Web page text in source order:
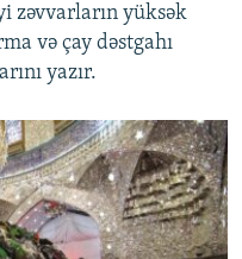
zəvvarların yüksək
və çay dəstgahı
yazır.